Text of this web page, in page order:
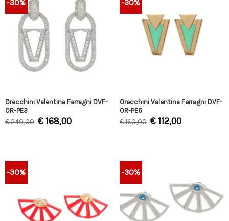
-30%
Orecchini Valentina Ferragni DVF-
OR-PE3
€240,00 €168,00
-30%
Orecchini Valentina Ferragni DVF-
OR-PE6
€160,00 €112,00
-30% -30%